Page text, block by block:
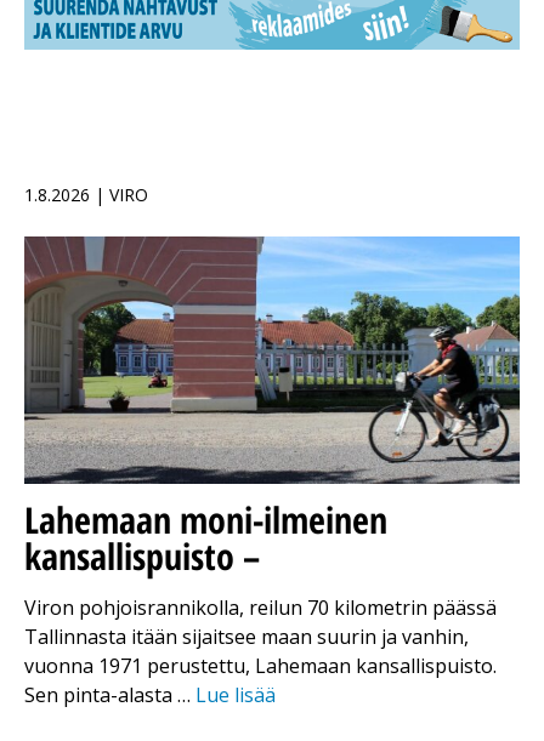
1.8.2026 | VIRO
Lahemaan moni-ilmeinen
kansallispuisto –
Viron pohjoisrannikolla, reilun 70 kilometrin päässä
Tallinnasta itään sijaitsee maan suurin ja vanhin,
vuonna 1971 perustettu, Lahemaan kansallispuisto.
Sen pinta-alasta … Lue lisää